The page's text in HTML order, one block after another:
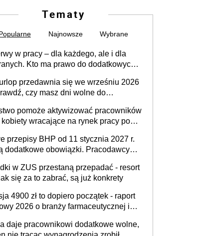
Tematy
Najnowsze Wybrane
w pracy – dla każdego, ale i dla
Kto ma prawo do dodatkowych
przedawnia się we wrześniu 2026
czy masz dni wolne do
pomoże aktywizować pracowników
kobiety wracające na rynek pracy po
neuroatypowe. Powstanie Fundusz
Inkluzywności w Zatrudnianiu?
przepisy BHP od 11 stycznia 2027 r.
dodatkowe obowiązki. Pracodawcy
w ZUS przestaną przepadać - resort
się za to zabrać, są już konkrety
4900 zł to dopiero początek - raport
2026 o branży farmaceutycznej i
daje pracownikowi dodatkowe wolne,